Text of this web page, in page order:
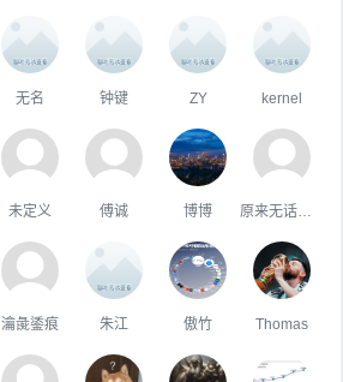
无名 钟键 ZY kernel
未定义 傅诚 博博
瀹彘鋈痕 朱江 傲竹 Thomas